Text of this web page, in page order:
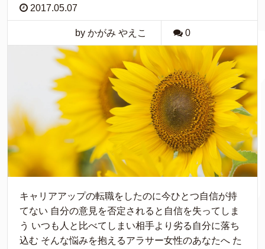
2017.05.07
by かがみ やえこ 0
キャリアアップの転職をしたのに今ひとつ自信が持
てない 自分の意見を否定されると自信を失ってしま
う いつも人と比べてしまい相手より劣る自分に落ち
込む そんな悩みを抱えるアラサー女性のあなたへ た